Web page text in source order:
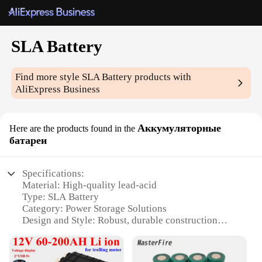
SLA Battery
Find more style SLA Battery products with
AliExpress Business
Here are the products found in the Аккумуляторные
батареи
Specifications:
Material: High-quality lead-acid
Type: SLA Battery
Category: Power Storage Solutions
Design and Style: Robust, durable construction
including emergency backup power, security
systems, and recreational vehicles